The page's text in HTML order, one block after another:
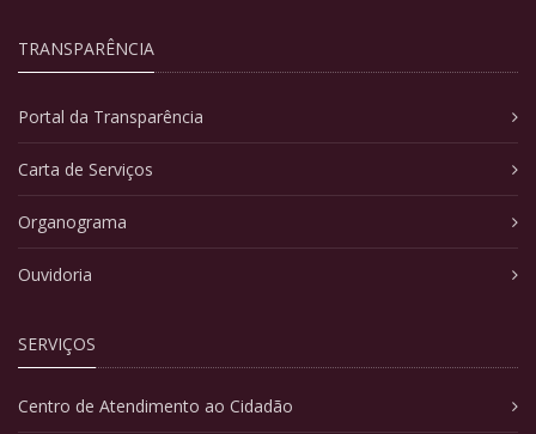
TRANSPARÊNCIA
Portal da Transparência
Carta de Serviços
Organograma
Ouvidoria
SERVIÇOS
Centro de Atendimento ao Cidadão